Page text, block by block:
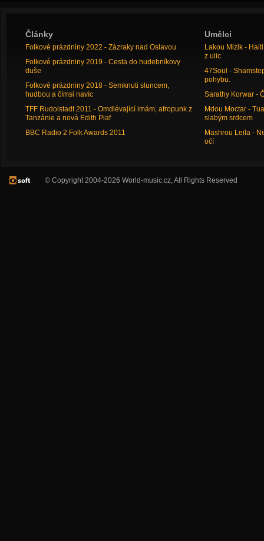
Články
Folkové prázdniny 2022 - Zázraky nad Oslavou
Folkové prázdniny 2019 - Cesta do hudebníkovy
duše
Folkové prázdniny 2018 - Semknuti sluncem,
hudbou a čímsi navíc
TFF Rudolstadt 2011 - Omdlévající imám, afropunk z
Tanzánie a nová Edith Piaf
BBC Radio 2 Folk Awards 2011
Umělci
Lakou Mizik -
z ulic
47Soul -
pohybu.
Sarathy Korwar -
Mdou Moctar -
slabým srdcem
Mashrou Leila -
očí
© Copyright 2004-2026 World-music.cz, All Rights Reserved